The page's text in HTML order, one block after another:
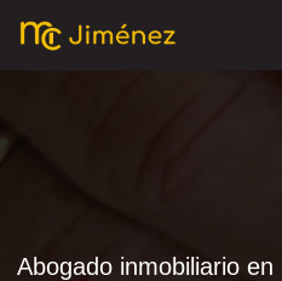
Abogado inmobiliario